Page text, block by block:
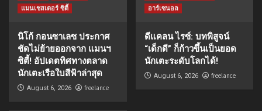
แมนเชสเตอร์ ซิตี้
นิโก้ กอนซาเลซ ประกาศ
ชัดไม่ย้ายออกจาก แมนฯ
ซิตี้! อัปเดตทิศทางตลาด
นักเตะเรือใบสีฟ้าล่าสุด
August 6, 2026 freelance
อาร์เซนอล
ดีแคลน ไรซ์: บทพิสูจน์
“เด็กดี” ก็ก้าวขึ้นเป็นยอด
นักเตะระดับโลกได้!
August 6, 2026 freelance